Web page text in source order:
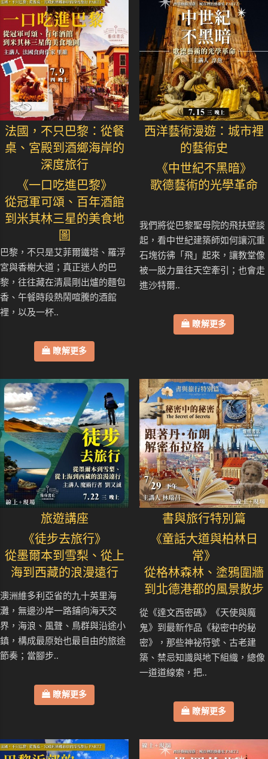
法國，不只巴黎：從餐
桌、宮殿到酒鄉海岸的
深度旅行
《一口吃進巴黎》
從冠軍可頌、百年酒館
到米其林三星的美食地
圖
巴黎，不只是艾菲爾鐵塔、羅浮
宮與香榭大道；真正迷人的巴
黎，往往藏在清晨剛出爐的麵包
香、午餐時段熱鬧喧騰的酒館
裡，以及一杯..
瞭解更多
西洋藝術漫遊：城市裡
的藝術史
《中世紀不黑暗》
歌德藝術的光學革命
我們將從巴黎聖母院的飛扶壁談
起，看中世紀建築師如何讓沉重
石塊彷彿「飛」起來，讓教堂像
被一股力量往天空牽引；也會走
進沙特爾..
瞭解更多
旅遊講座
《徒步去旅行》
從墨爾本到雪梨、從上
海到西藏的浪漫遠行
澳洲維多利亞省的九十英里海
灘，無邊沙岸一路鋪向海天交
界，海浪、風聲、鳥群與沿途小
鎮，構成最原始也最自由的旅途
節奏；當腳步..
瞭解更多
書與旅行特別篇
《童話大道與柏林日
常》
從格林森林、塗鴉圍牆
到北德港都的風景散步
從《達文西密碼》《天使與魔
鬼》到最新作品《秘密中的秘
密》，那些神祕符號、古老建
築、禁忌知識與地下組織，總像
一道道線索，把..
瞭解更多